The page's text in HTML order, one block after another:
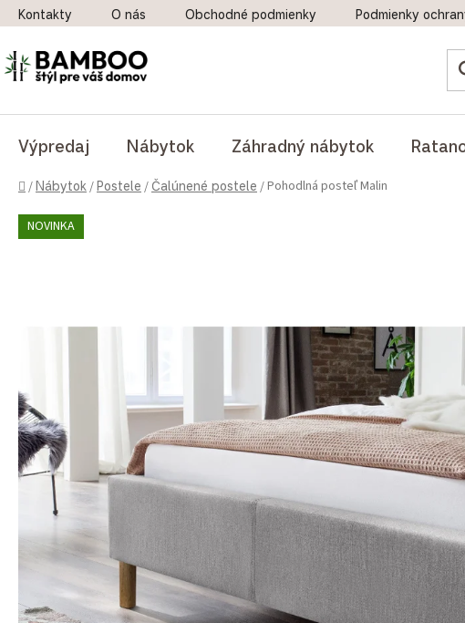
Prejsť na obsah
Kontakty O nás Obchodné podmienky Podmienky
Výpredaj Nábytok Záhradný nábytok
Domov
/Nábytok /Postele / Čalúnené postele /Pohodlná posteľ Malin
NOVINKA